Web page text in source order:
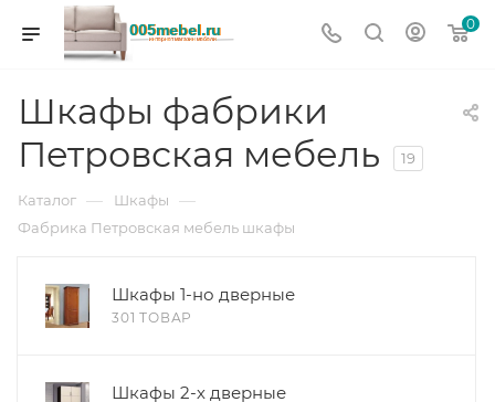
0
Шкафы фабрики
Петровская мебель
19
Каталог — Шкафы —
Фабрика Петровская мебель шкафы
Шкафы 1-но дверные
301 ТОВАР
Шкафы 2-х дверные